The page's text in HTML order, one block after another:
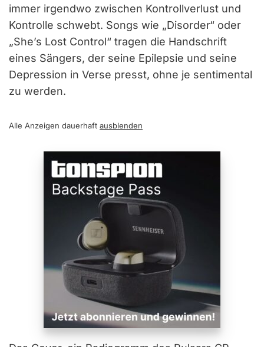
immer irgendwo zwischen Kontrollverlust und
Kontrolle schwebt. Songs wie „Disorder“ oder
„She’s Lost Control“ tragen die Handschrift
eines Sängers, der seine Epilepsie und seine
Depression in Verse presst, ohne je sentimental
zu werden.
Alle Anzeigen dauerhaft ausblenden